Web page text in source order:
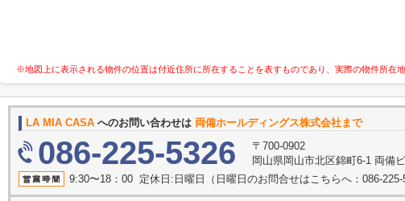
※地図上に表示される物件の位置は付近住所に所在することを表すものであり、実際の物件所在
LA MIA CASA へのお問い合わせは 両備ホールディングス株式会社まで
086-225-5326
〒700-0902
岡山県岡山市北区錦町6-1 両備
9:30〜18：00 定休日:日曜日（日曜日のお問合せはこちらへ：086-225-